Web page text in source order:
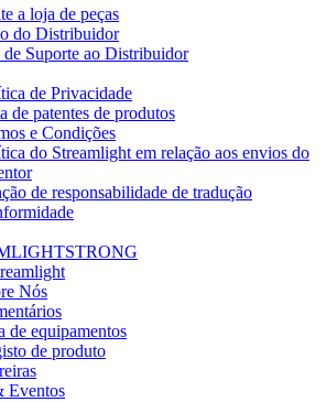
a loja de peças
do Distribuidor
de Suporte ao Distribuidor
de Privacidade
de patentes de produtos
e Condições
do Streamlight em relação aos envios do
de responsabilidade de tradução
Nós
de equipamentos
de produto
Eventos